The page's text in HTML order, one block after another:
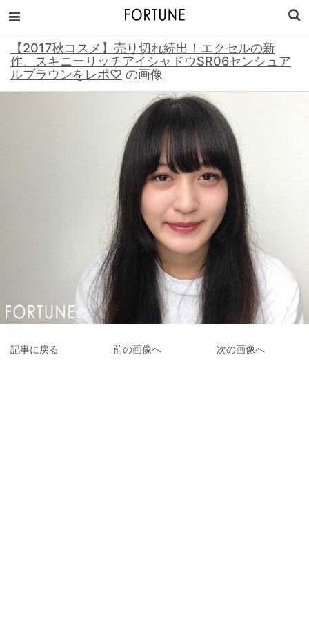
【2017秋コスメ】売り切れ続出！エクセルの新
作、スキニーリッチアイシャドウSR06センシュア
ルブラウンをレポ♡ の画像
記事に戻る 前の画像へ 次の画像へ